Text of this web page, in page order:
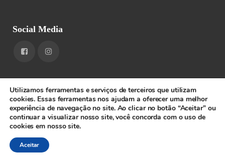
Social Media
1RIGV - CNPJ: 20.685.380/0001-52 - Todos os direitos
Utilizamos ferramentas e serviços de terceiros que utilizam
cookies. Essas ferramentas nos ajudam a oferecer uma melhor
experiência de navegação no site. Ao clicar no botão “Aceitar” ou
continuar a visualizar nosso site, você concorda com o uso de
cookies em nosso site.
Aceitar